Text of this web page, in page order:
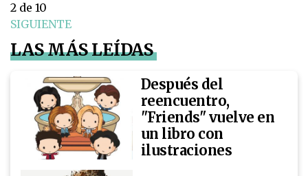
2 de 10
SIGUIENTE
LAS MÁS LEÍDAS
Después del
reencuentro,
"Friends" vuelve en
un libro con
ilustraciones